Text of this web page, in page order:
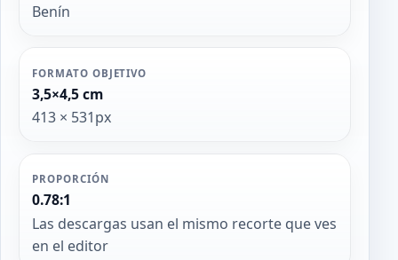
Benín
FORMATO OBJETIVO
3,5×4,5 cm
413 × 531px
PROPORCIÓN
0.78:1
Las descargas usan el mismo recorte que ves
en el editor